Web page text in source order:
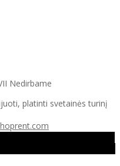
Nedirbame
platinti svetainės turinį